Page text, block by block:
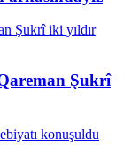
Şukrî